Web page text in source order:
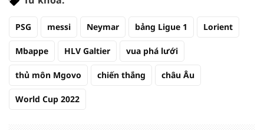
PSG messi Neymar bảng Ligue 1 Lorient
Mbappe HLV Galtier vua phá lưới
thủ môn Mgovo chiến thắng châu Âu
World Cup 2022